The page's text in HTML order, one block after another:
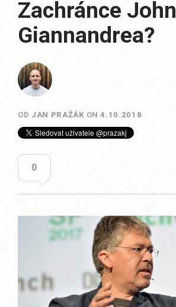
Zachránce John
Giannandrea?
OD JAN PRAŽÁK ON4.10.2018
0